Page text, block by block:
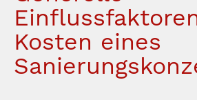
Kosten eines